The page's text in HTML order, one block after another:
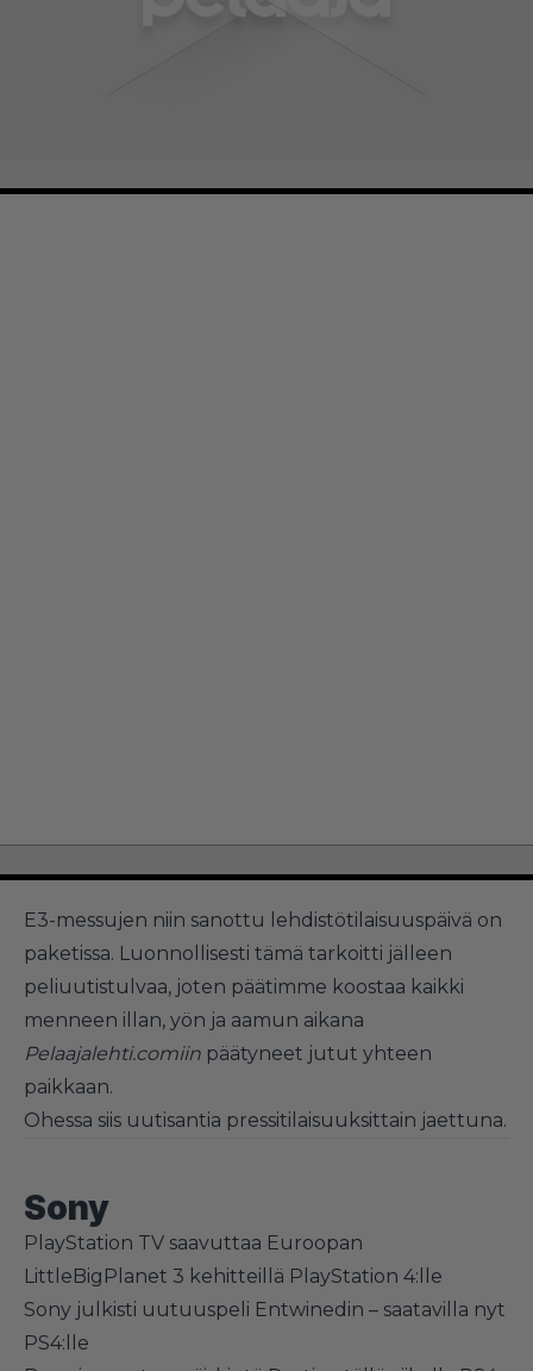
E3-messujen niin sanottu lehdistötilaisuuspäivä on
paketissa. Luonnollisesti tämä tarkoitti jälleen
peliuutistulvaa, joten päätimme koostaa kaikki
menneen illan, yön ja aamun aikana
Pelaajalehti.comiin päätyneet jutut yhteen
paikkaan.
Ohessa siis uutisantia pressitilaisuuksittain jaettuna.
Sony
PlayStation TV saavuttaa Euroopan
LittleBigPlanet 3 kehitteillä PlayStation 4:lle
Sony julkisti uutuuspeli Entwinedin – saatavilla nyt
PS4:lle